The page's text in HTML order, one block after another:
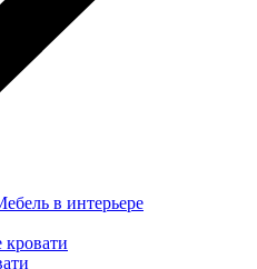
в интерьере
кровати